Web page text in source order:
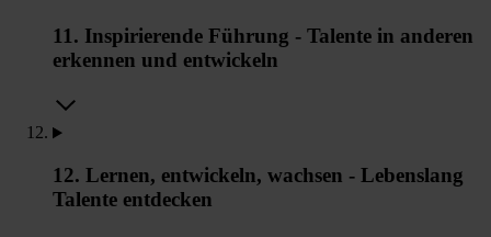
11. Inspirierende Führung - Talente in anderen
erkennen und entwickeln
12. Lernen, entwickeln, wachsen - Lebenslang
Talente entdecken